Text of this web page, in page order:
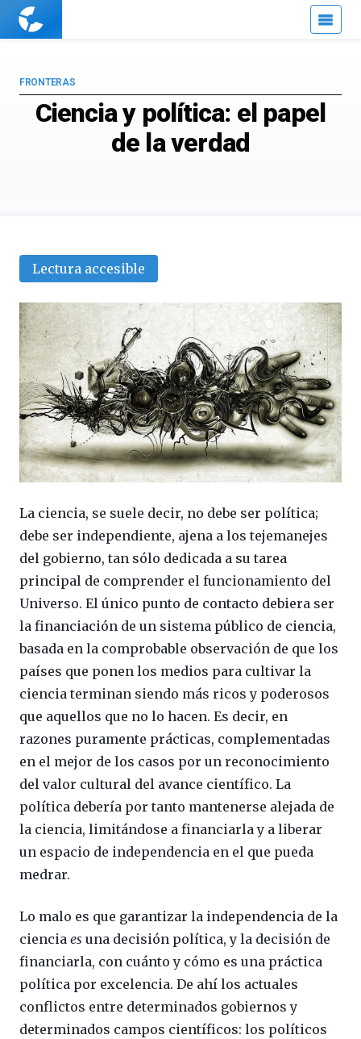
Cuaderno
Ciencia y política: el papel
de la verdad
FRONTERAS
Lectura accesible
La ciencia, se suele decir, no debe ser política;
debe ser independiente, ajena a los tejemanejes
del gobierno, tan sólo dedicada a su tarea
principal de comprender el funcionamiento del
Universo. El único punto de contacto debiera ser
la financiación de un sistema público de ciencia,
basada en la comprobable observación de que los
países que ponen los medios para cultivar la
ciencia terminan siendo más ricos y poderosos
que aquellos que no lo hacen. Es decir, en
razones puramente prácticas, complementadas
en el mejor de los casos por un reconocimiento
del valor cultural del avance científico. La
política debería por tanto mantenerse alejada de
la ciencia, limitándose a financiarla y a liberar
un espacio de independencia en el que pueda
medrar.
Lo malo es que garantizar la independencia de la
ciencia es una decisión política, y la decisión de
financiarla, con cuánto y cómo es una práctica
política por excelencia. De ahí los actuales
conflictos entre determinados gobiernos y
determinados campos científicos: los políticos